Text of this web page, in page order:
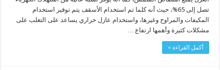
تصل إلى 65%، حيث أنه كلما تم استخدام الأسقف يتم توفير استخدام
المكيفات والمراوح وغيرها، واستخدام عازل حراري يساعد على التغلب على
مشكلات كثيرة وأهمها ارتفاع …
أكمل القراءة »